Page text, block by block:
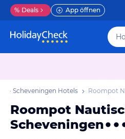
% Deals App öffnen
- Scheveningen Hotels Roompot
Roompot
Scheveningen